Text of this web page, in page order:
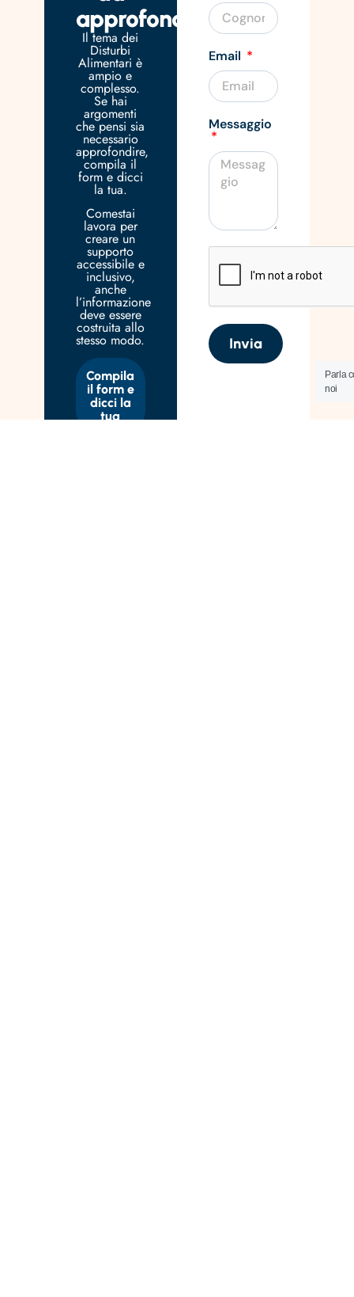
approfondire?
Il tema dei
Disturbi
Alimentari è
ampio e
complesso.
Se hai
argomenti
che pensi sia
necessario
approfondire,
compila il
form e dicci
la tua.
Comestai
lavora per
creare un
supporto
accessibile e
inclusivo,
anche
l’informazione
deve essere
costruita allo
stesso modo.
Compila
il form e
dicci la
tua
Email
Messaggio
Invia
Parla
noi